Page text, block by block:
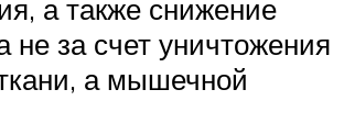
а также снижение
не за счет уничтожения
а мышечной